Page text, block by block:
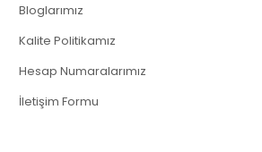
Bloglarımız
Kalite Politikamız
Hesap Numaralarımız
İletişim Formu